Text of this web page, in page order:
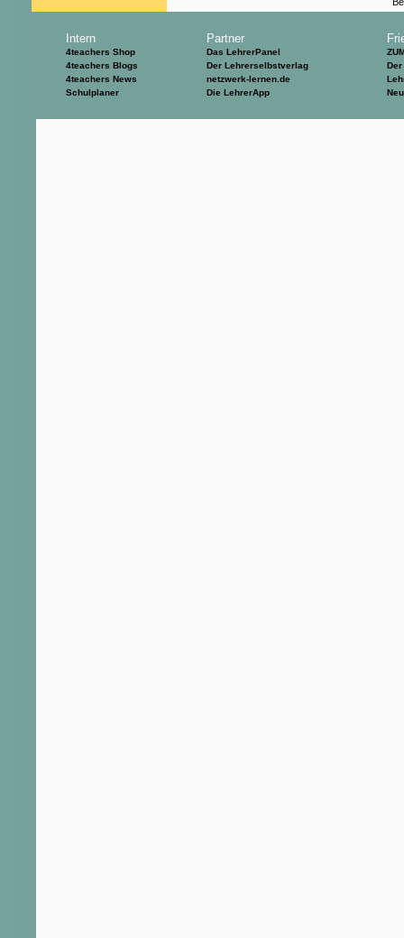
Intern
4teachers Shop
4teachers Blogs
4teachers News
Schulplaner
Partner
Das LehrerPanel
Der Lehrerselbstverlag
netzwerk-lernen.de
Die LehrerApp